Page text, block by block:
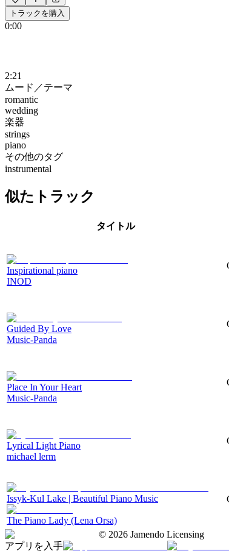
トラックを購入
0:00
2:21
ムード／テーマ
romantic
wedding
楽器
strings
piano
その他のタグ
instrumental
似たトラック
タイトル
Inspirational piano
INOD
Guided By Love
Music-Panda
Place In Your Heart
Music-Panda
Lyrical Light Piano
michael lerm
Issyk​-​Kul Lake | Beautiful Piano Music
The Piano Lady (Lena Orsa)
© 2026 Jamendo Licensing
アプリを入手